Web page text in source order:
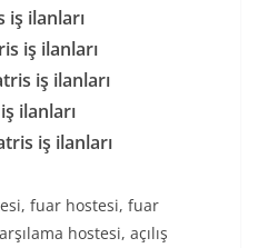
ilanları
iş ilanları
iş ilanları
ilanları
iş ilanları
fuar hostesi, fuar
hostesi, açılış